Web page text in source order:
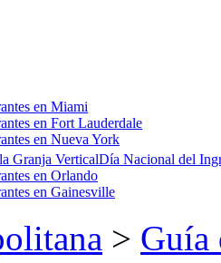
en Miami
en Fort Lauderdale
en Nueva York
Granja VerticalDía Nacional del
en Orlando
en Gainesville
> Guía